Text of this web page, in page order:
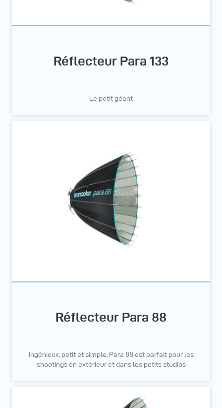
Réflecteur Para 133
Le petit géant
Réflecteur Para 88
Ingénieux, petit et simple, Para 88 est parfait pour les
shootings en extérieur et dans les petits studios